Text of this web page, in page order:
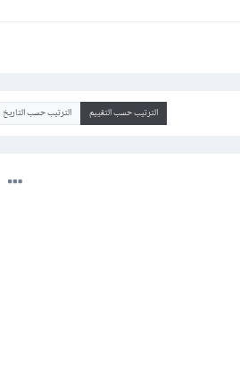
الترتيب حسب التقييم الترتيب حسب التاريخ